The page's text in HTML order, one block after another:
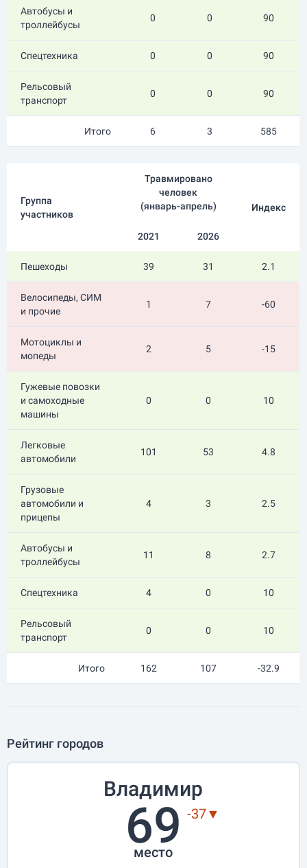
Автобусы и
троллейбусы
0 0 90
Спецтехника 0 0 90
Рельсовый
транспорт
0 0 90
Итого 6 3 585
Группа
участников
Травмировано
человек
(январь-апрель) Индекс
2021 2026
Пешеходы 39 31 2.1
Велосипеды, СИМ
и прочие
1 7 -60
Мотоциклы и
мопеды
2 5 -15
Гужевые повозки
и самоходные
машины
0 0 10
Легковые
автомобили
101 53 4.8
Грузовые
автомобили и
прицепы
4 3 2.5
Автобусы и
троллейбусы
11 8 2.7
Спецтехника 4 0 10
Рельсовый
транспорт
0 0 10
Итого 162 107 -32.9
Рейтинг городов
Владимир
69
место
-37▼